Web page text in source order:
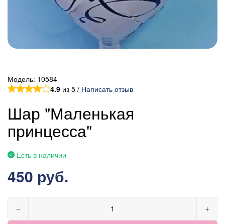
Модель: 10584
4.9 из 5 / Написать отзыв
Шар "Маленькая
принцесса"
Есть в наличии
450 руб.
− +